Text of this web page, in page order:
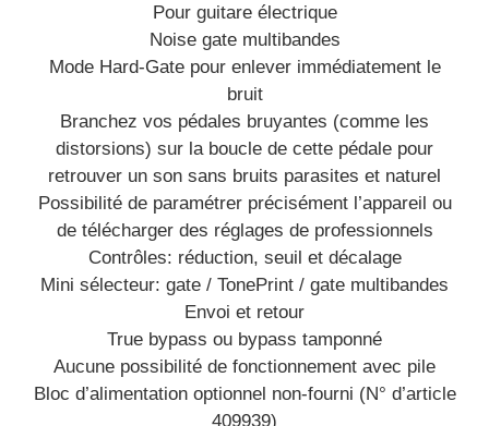
Pour guitare électrique
Noise gate multibandes
Mode Hard-Gate pour enlever immédiatement le
bruit
Branchez vos pédales bruyantes (comme les
distorsions) sur la boucle de cette pédale pour
retrouver un son sans bruits parasites et naturel
Possibilité de paramétrer précisément l’appareil ou
de télécharger des réglages de professionnels
Contrôles: réduction, seuil et décalage
Mini sélecteur: gate / TonePrint / gate multibandes
Envoi et retour
True bypass ou bypass tamponné
Aucune possibilité de fonctionnement avec pile
Bloc d’alimentation optionnel non-fourni (N° d’article
409939)